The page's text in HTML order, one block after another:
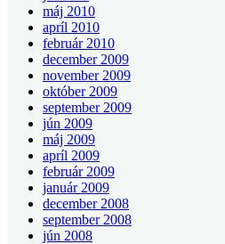
máj 2010
apríl 2010
február 2010
december 2009
november 2009
október 2009
september 2009
jún 2009
máj 2009
apríl 2009
február 2009
január 2009
december 2008
september 2008
jún 2008